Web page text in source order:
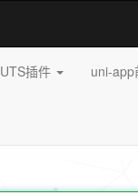
UTS插件 uni-